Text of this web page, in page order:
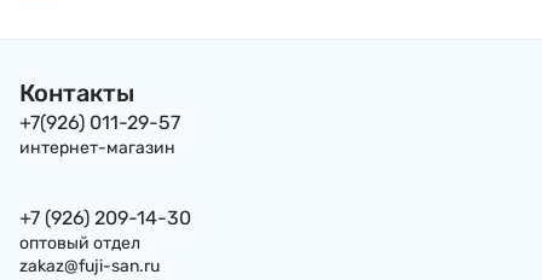
Контакты
+7(926) 011-29-57
интернет-магазин
+7 (926) 209-14-30
оптовый отдел
zakaz@fuji-san.ru